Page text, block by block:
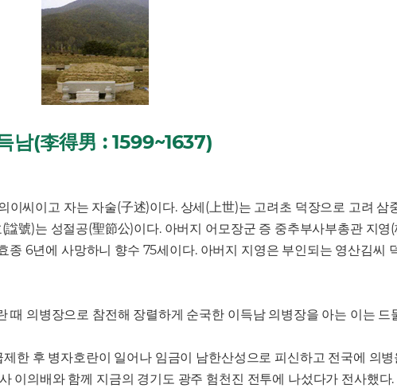
남(李得男 : 1599~1637)
씨이고 자는 자술(子述)이다. 상세(上世)는 고려초 덕장으로 고려 삼
號)는 성절공(聖節公)이다. 아버지 어모장군 증 중추부사부총관 지영
종 6년에 사망하니 향수 75세이다. 아버지 지영은 부인되는 영산김씨
때 의병장으로 참전해 장렬하게 순국한 이득남 의병장을 아는 이는 드
한 후 병자호란이 일어나 임금이 남한산성으로 피신하고 전국에 의
이의배와 함께 지금의 경기도 광주 험천진 전투에 나섰다가 전사했다